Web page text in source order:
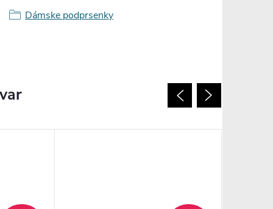
Dámske podprsenky